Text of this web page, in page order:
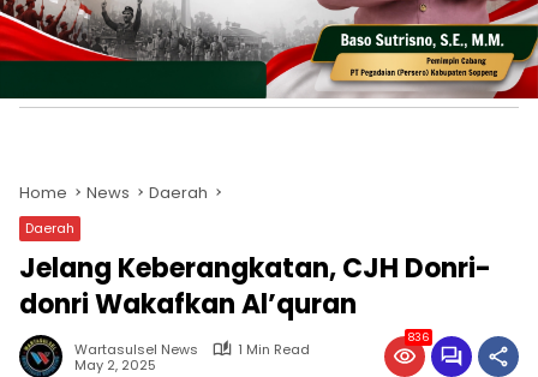
Home News Daerah
Daerah
Jelang Keberangkatan, CJH Donri-
donri Wakafkan Al’quran
Wartasulsel News
1 Min Read
May 2, 2025
836